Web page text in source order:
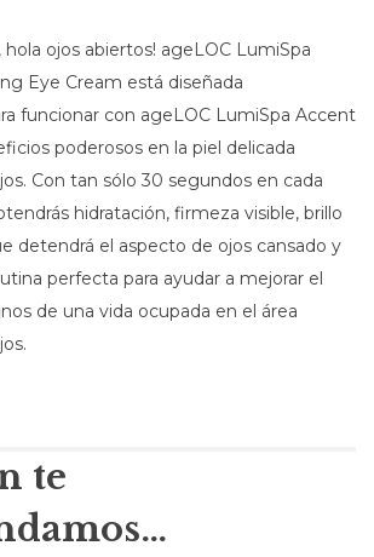
hola ojos abiertos! ageLOC LumiSpa
Eye Cream está diseñada
funcionar con ageLOC LumiSpa Accent
poderosos en la piel delicada
Con tan sólo 30 segundos en cada
hidratación, firmeza visible, brillo
detendrá el aspecto de ojos cansado y
perfecta para ayudar a mejorar el
de una vida ocupada en el área
te